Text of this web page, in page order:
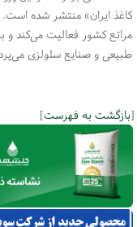
کاغذ ایران» منتشر شده
مراتع کشور فعالیت می‌کند
طبیعی و صنایع سلولزی
[بازگشت به فهرست]